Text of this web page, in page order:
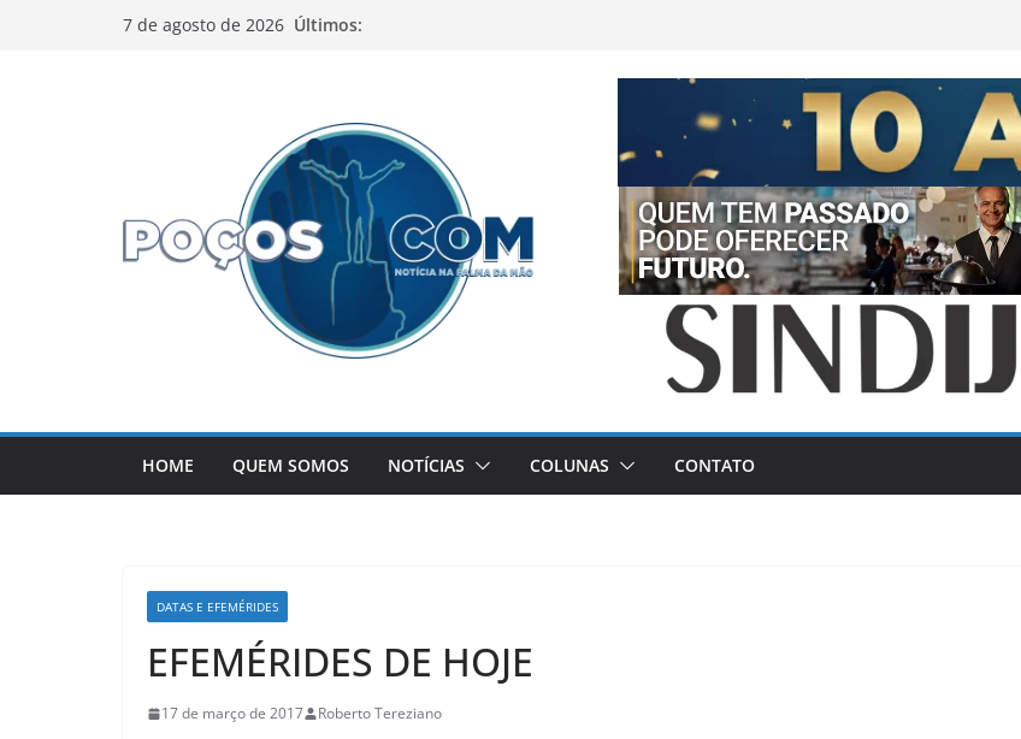
7 de agosto de 2026 Últimos:
HOME QUEM SOMOS NOTÍCIAS COLUNAS CONTATO
DATAS E EFEMÉRIDES
EFEMÉRIDES DE HOJE
17 de março de 2017 Roberto Tereziano